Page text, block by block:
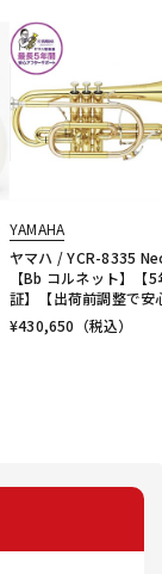
YAMAHA
ヤマハ / YCR-8335
【Bb コルネット】【
証】【出荷前調整で安
¥430,650 （税込）